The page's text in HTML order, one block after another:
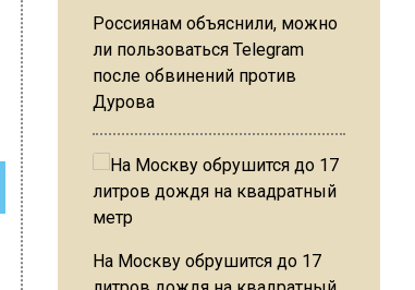
Россиянам объяснили, можно
ли пользоваться Telegram
после обвинений против
Дурова
На Москву обрушится до 17